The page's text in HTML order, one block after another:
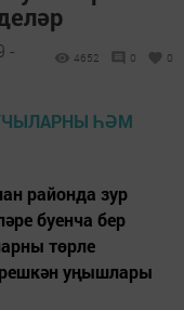
-
4652 0 0
районда зур
буенча бер
төрле
уңышлары